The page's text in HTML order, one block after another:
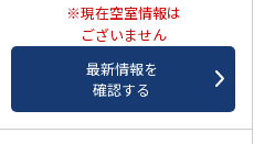
※現在空室情報は
ございません
最新情報を
確認する